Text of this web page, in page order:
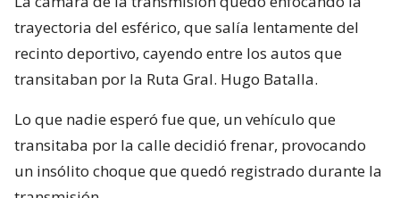
trayectoria del esférico, que salía lentamente del
recinto deportivo, cayendo entre los autos que
transitaban por la Ruta Gral. Hugo Batalla.
Lo que nadie esperó fue que, un vehículo que
transitaba por la calle decidió frenar, provocando
un insólito choque que quedó registrado durante la